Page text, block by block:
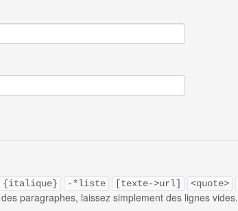
{italique} -*liste [texte->url] <quote>
paragraphes, laissez simplement des lignes vides.